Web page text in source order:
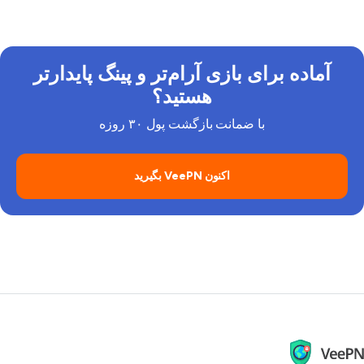
آماده برای بازی آرام‌تر و پینگ پایدارتر
هستید؟
با ضمانت بازگشت پول ۳۰ روزه
اکنون VeePN بگیرید